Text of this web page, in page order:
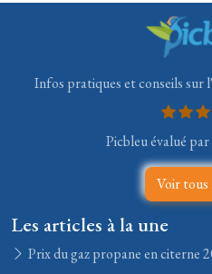
Infos pratiques et conseils sur
Picbleu évalué
Voir tous
Les articles à la une
Prix du gaz propane en citerne